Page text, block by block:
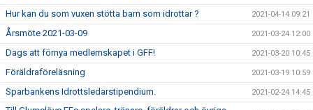
Hur kan du som vuxen stötta barn som idrottar ? 2021-04-14 09:21
Årsmöte 2021-03-09 2021-03-24 12:00
Dags att förnya medlemskapet i GFF! 2021-03-20 10:45
Föräldraföreläsning 2021-03-19 10:59
Sparbankens Idrottsledarstipendium. 2021-02-24 14:45